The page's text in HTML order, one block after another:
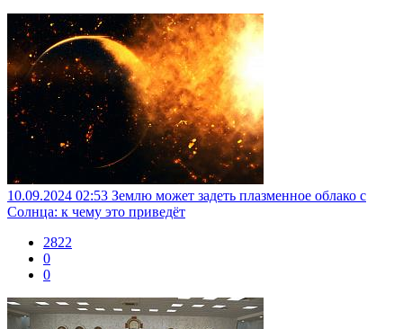
10.09.2024 02:53 Землю может задеть плазменное облако с
Солнца: к чему это приведёт
2822
0
0